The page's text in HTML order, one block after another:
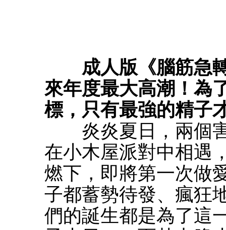
成人版《腦筋急轉
來年度最大高潮！為
標，只有最強的精子
炎炎夏日，兩個
在小木屋派對中相遇
燃下，即將第一次做
子都蓄勢待發、瘋狂
們的誕生都是為了這